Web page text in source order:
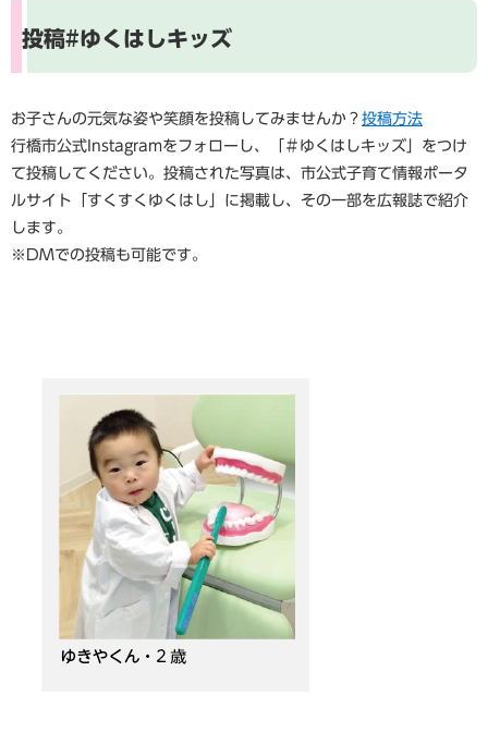
投稿#ゆくはしキッズ
お子さんの元気な姿や笑顔を投稿してみませんか？ 投稿方法
行橋市公式Instagramをフォローし、「＃ゆくはしキッズ」をつけ
て投稿してください。投稿された写真は、市公式子育て情報ポータ
ルサイト「すくすくゆくはし」に掲載し、その一部を広報誌で紹介
します。
※DMでの投稿も可能です。